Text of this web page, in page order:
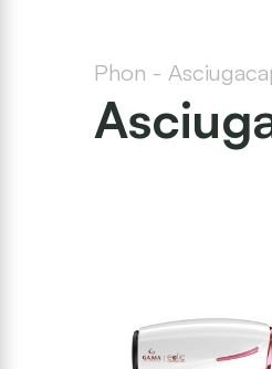
Phon -